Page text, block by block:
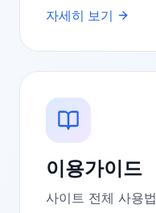
자세히 보기
이용가이드
사이트 전체 사용법